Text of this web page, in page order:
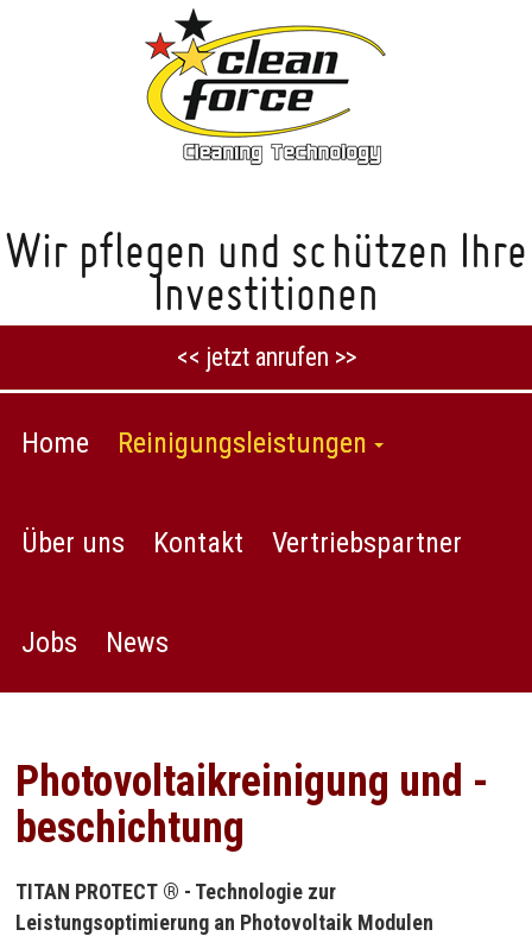
Wir pflegen und schützen Ihre
Investitionen
<< jetzt anrufen >>
Home Reinigungsleistungen
Über uns Kontakt Vertriebspartner
Jobs News
Photovoltaikreinigung und -
beschichtung
TITAN PROTECT ® - Technologie zur
Leistungsoptimierung an Photovoltaik Modulen